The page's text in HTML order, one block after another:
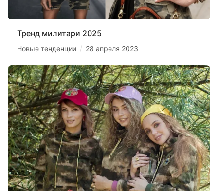
Тренд милитари 2025
Новые тенденции / 28 апреля 2023